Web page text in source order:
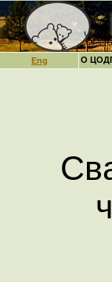
Eng О